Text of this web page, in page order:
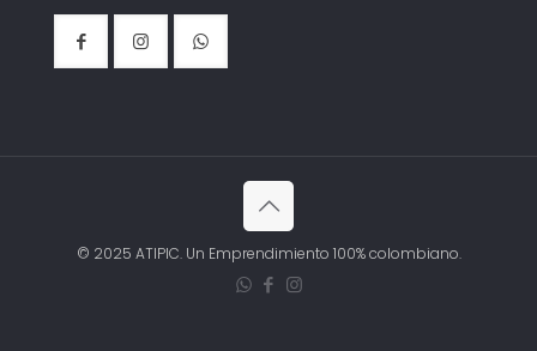
© 2025 ATIPIC. Un Emprendimiento 100% colombiano.